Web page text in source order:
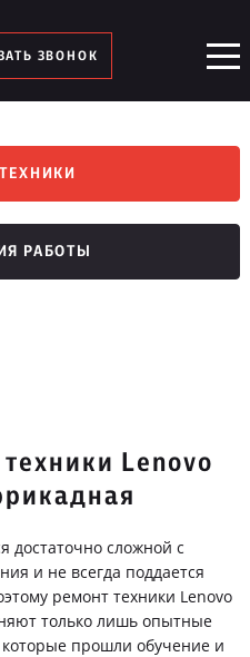
ЗВОНОК
РАБОТЫ
Lenovo
достаточно сложной с
и не всегда поддается
ремонт техники Lenovo
только лишь опытные
прошли обучение и